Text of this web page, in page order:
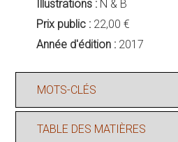
Illustrations : N & B
Prix public : 22,00 €
Année d'édition : 2017
MOTS-CLÉS
TABLE DES MATIÈRES